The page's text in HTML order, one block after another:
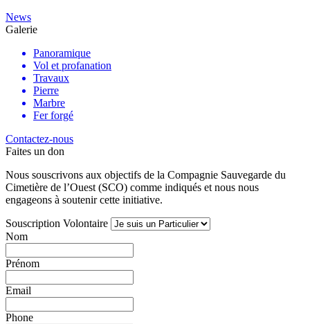
News
Galerie
Panoramique
Vol et profanation
Travaux
Pierre
Marbre
Fer forgé
Contactez-nous
Faites un don
Nous souscrivons aux objectifs de la Compagnie Sauvegarde du
Cimetière de l’Ouest (SCO) comme indiqués et nous nous
engageons à soutenir cette initiative.
Souscription Volontaire
Nom
Prénom
Email
Phone